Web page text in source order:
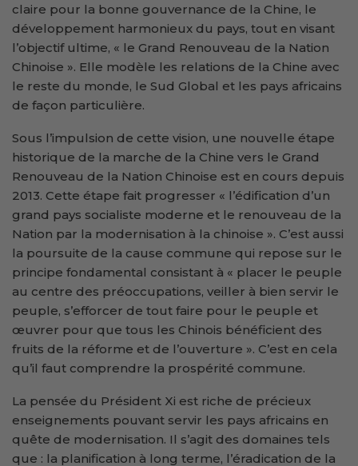
claire pour la bonne gouvernance de la Chine, le
développement harmonieux du pays, tout en visant
l’objectif ultime, « le Grand Renouveau de la Nation
Chinoise ». Elle modèle les relations de la Chine avec
le reste du monde, le Sud Global et les pays africains
de façon particulière.
Sous l’impulsion de cette vision, une nouvelle étape
historique de la marche de la Chine vers le Grand
Renouveau de la Nation Chinoise est en cours depuis
2013. Cette étape fait progresser « l’édification d’un
grand pays socialiste moderne et le renouveau de la
Nation par la modernisation à la chinoise ». C’est aussi
la poursuite de la cause commune qui repose sur le
principe fondamental consistant à « placer le peuple
au centre des préoccupations, veiller à bien servir le
peuple, s’efforcer de tout faire pour le peuple et
œuvrer pour que tous les Chinois bénéficient des
fruits de la réforme et de l’ouverture ». C’est en cela
qu’il faut comprendre la prospérité commune.
La pensée du Président Xi est riche de précieux
enseignements pouvant servir les pays africains en
quête de modernisation. Il s’agit des domaines tels
que : la planification à long terme, l’éradication de la